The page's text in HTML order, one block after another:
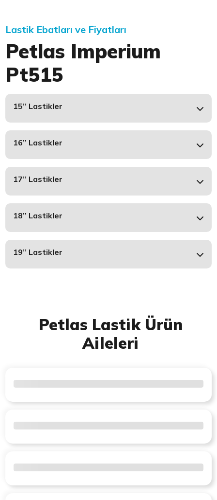
Lastik Ebatları ve Fiyatları
Petlas Imperium
Pt515
15’’ Lastikler
16’’ Lastikler
17’’ Lastikler
18’’ Lastikler
19’’ Lastikler
Petlas Lastik Ürün
Aileleri